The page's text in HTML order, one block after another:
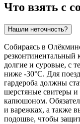
Что взять с
Нашли неточность?
Собираясь в
резконтинентальный
долгие и суровые, с
ниже -30°C. Для
гардероба должны
шерстяные свитеры
капюшоном.
и варежках, а также
подошве, чтобы